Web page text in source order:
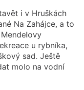
i v Hruškách
Na Zahájce, a to
u rybníka,
sad. Ještě
molo na vodní